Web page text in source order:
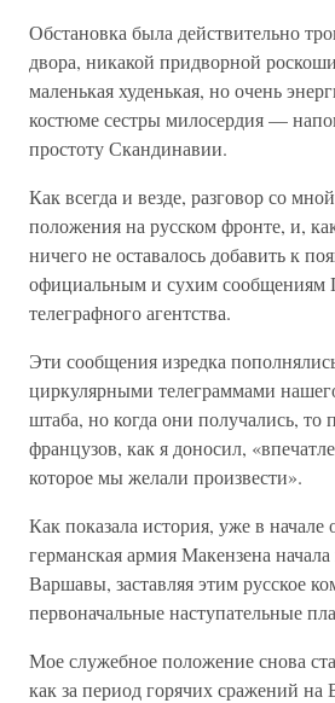
Обстановка была действительно
двора, никакой придворной
маленькая худенькая, но очень
костюме сестры милосердия —
простоту Скандинавии.
Как всегда и везде, разговор со
положения на русском фронте, и,
ничего не оставалось добавить к
официальным и сухим сообщениям
телеграфного агентства.
Эти сообщения изредка
циркулярными телеграммами
штаба, но когда они получались, то
французов, как я доносил,
которое мы желали произвести».
Как показала история, уже в начале
германская армия Макензена
Варшавы, заставляя этим русское
первоначальные наступательные
Мое служебное положение снова
как за период горячих сражений